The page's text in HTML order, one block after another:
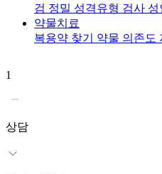
검 정밀 성격유형 검사 성
약물치료
복용약 찾기 약물 의존도
1
상담